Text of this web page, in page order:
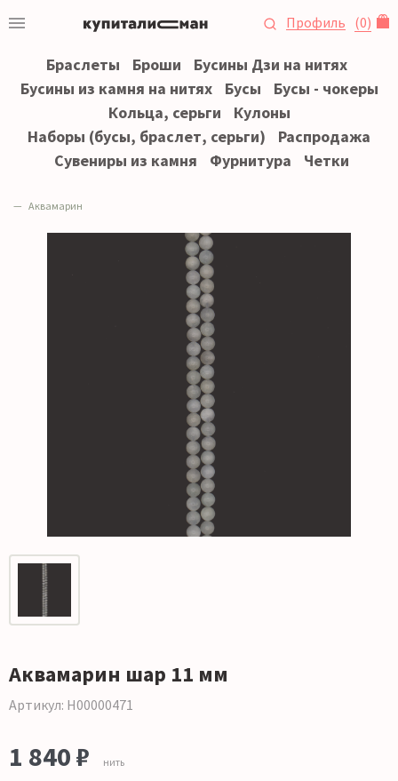
Профиль (0)
Браслеты Броши
Бусины Дзи на нитях
Бусины из камня на нитях
Бусы
Бусы - чокеры
Кольца, серьги
Кулоны
Наборы (бусы, браслет, серьги)
Распродажа
Сувениры из камня
Фурнитура Четки
Аквамарин
Аквамарин шар 11 мм
Артикул: Н00000471
1 840 ₽ нить